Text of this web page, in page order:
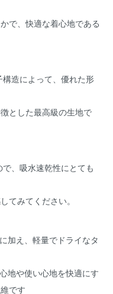
で、快適な着心地である
造によって、優れた形
とした最高級の生地で
、吸水速乾性にとても
てみてください。
加え、軽量でドライなタ
地や使い心地を快適にす
です